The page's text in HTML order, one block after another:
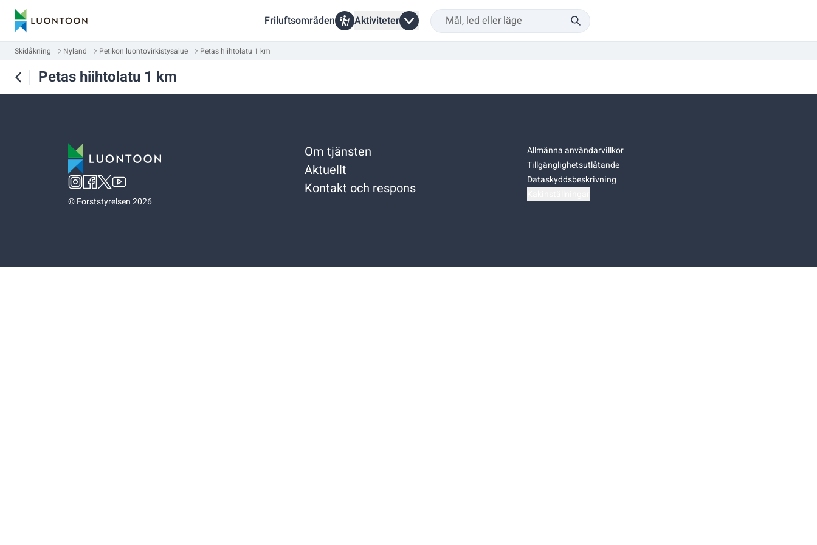
Friluftsområden Aktiviteter
Skidåkning Nyland Petikon luontovirkistysalue Petas hiihtolatu 1 km
Petas hiihtolatu 1 km
©Forststyrelsen 2026
Om tjänsten
Aktuellt
Kontakt och respons
Allmänna användarvillkor
Tillgänglighetsutlåtande
Dataskyddsbeskrivning